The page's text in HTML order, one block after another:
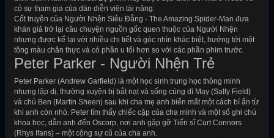
có sự tham gia của dàn diễn viên tài năng.
Cốt truyện của Người Nhện Siêu Đẳng - The Amazing Spider-Man đưa
khán giả trở lại câu chuyện nguồn gốc quen thuộc của Người Nhện
nhưng được kể lại với nhiều chi tiết và góc nhìn khác biệt, hướng tới một
tông màu chân thực và có phần u tối hơn so với các phần phim trước.
Peter Parker - Người Nhện Trẻ
Peter Parker (Andrew Garfield) là một học sinh trung học thông minh
nhưng lập dị, thường xuyên bị bắt nạt và sống cùng dì May (Sally Field)
và chú Ben (Martin Sheen) sau khi cha mẹ anh biến mất một cách bí ẩn từ
khi anh còn nhỏ. Peter tìm thấy chiếc cặp của cha mình và một số ghi chú
khoa học, dẫn anh đến Oscorp, nơi anh gặp gỡ Tiến sĩ Curt Connors
(Rhys Ifans) – một cộng sự cũ của cha anh.